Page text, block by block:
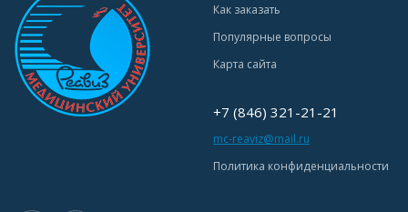
Как заказать
Популярные вопросы
Карта сайта
+7 (846) 321-21-21
mc-reaviz@mail.ru
Политика конфиденциальности